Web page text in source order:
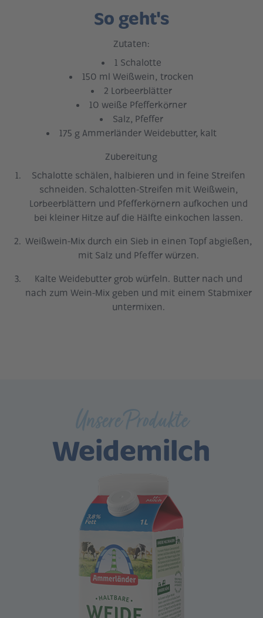
So geht's
Zutaten:
1 Schalotte
150 ml Weißwein, trocken
2 Lorbeerblätter
10 weiße Pfefferkörner
Salz, Pfeffer
175 g Ammerländer Weidebutter, kalt
Zubereitung
Schalotte schälen, halbieren und in feine Streifen
schneiden. Schalotten-Streifen mit Weißwein,
Lorbeerblättern und Pfefferkörnern aufkochen und
bei kleiner Hitze auf die Hälfte einkochen lassen.
Weißwein-Mix durch ein Sieb in einen Topf abgießen,
mit Salz und Pfeffer würzen.
Kalte Weidebutter grob würfeln. Butter nach und
nach zum Wein-Mix geben und mit einem Stabmixer
untermixen.
Unsere Produkte
Weidemilch